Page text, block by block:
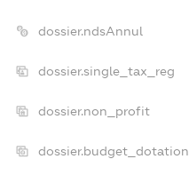
dossier.ndsAnnul
dossier.single_tax_reg
dossier.non_profit
dossier.budget_dotation